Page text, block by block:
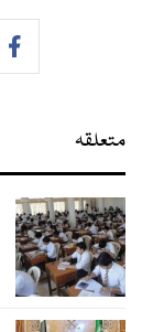
متعلقہ